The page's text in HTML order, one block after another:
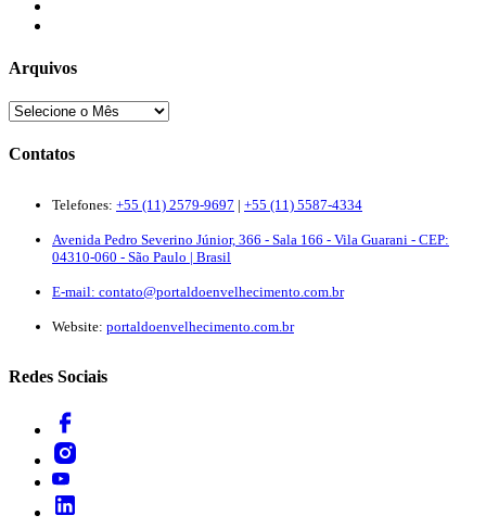
Arquivos
Contatos
Telefones: +55 (11) 2579-9697 | +55 (11) 5587-4334
Avenida Pedro Severino Júnior, 366 - Sala 166 - Vila Guarani - CEP:
04310-060 - São Paulo | Brasil
E-mail: contato@portaldoenvelhecimento.com.br
Website: portaldoenvelhecimento.com.br
Redes Sociais